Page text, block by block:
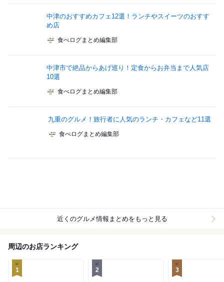
中津のおすすめカフェ12選！ランチやスイーツのおすす
め店
食べログまとめ編集部
中津市で絶品からあげ巡り！定食からお弁当まで人気店
10選
食べログまとめ編集部
九重のグルメ！旅行者に人気のランチ・カフェなど11選
食べログまとめ編集部
近くのグルメ情報まとめをもっと見る
周辺のお店ランキング
1 2 3